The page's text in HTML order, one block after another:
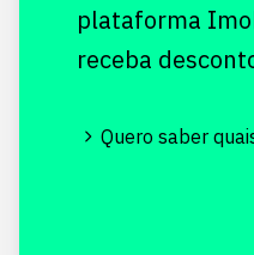
plataforma
receba
Quero saber